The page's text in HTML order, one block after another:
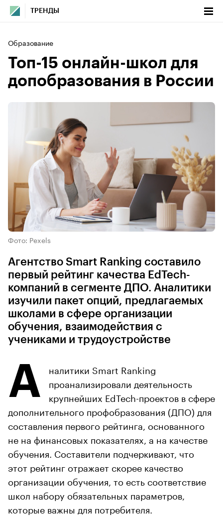
ТРЕНДЫ
Образование
Топ-15 онлайн-школ для
допобразования в России
Фото: Pexels
Агентство Smart Ranking составило
первый рейтинг качества EdTech-
компаний в сегменте ДПО. Аналитики
изучили пакет опций, предлагаемых
школами в сфере организации
обучения, взаимодействия с
учениками и трудоустройстве
А
налитики Smart Ranking
проанализировали деятельность
крупнейших EdTech-проектов в сфере
дополнительного профобразования (ДПО) для
составления первого рейтинга, основанного
не на финансовых показателях, а на качестве
обучения. Составители подчеркивают, что
этот рейтинг отражает скорее качество
организации обучения, то есть соответствие
школ набору обязательных параметров,
которые важны для потребителя.